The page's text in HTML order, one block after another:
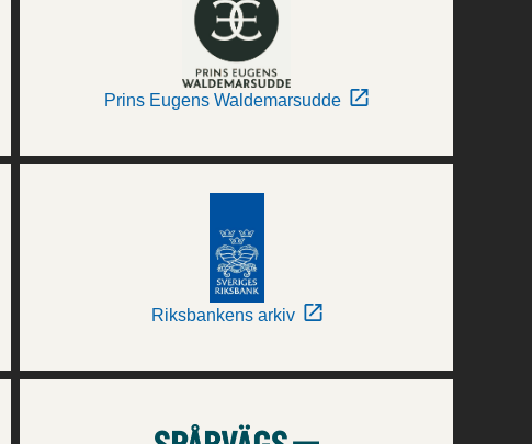
Prins Eugens Waldemarsudde
Riksbankens arkiv